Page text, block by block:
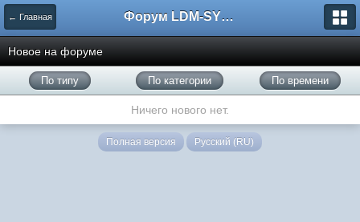
← Главная Форум LDM-SYSTEMS
Новое на форуме
По типу По категории По времени
Ничего нового нет.
Полная версия Русский (RU)